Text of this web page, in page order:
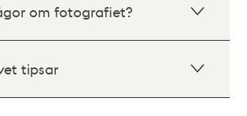
om fotografiet?
tipsar